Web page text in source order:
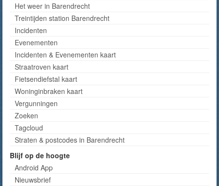
Het weer in Barendrecht
Treintijden station Barendrecht
Incidenten
Evenementen
Incidenten & Evenementen kaart
Straatroven kaart
Fietsendiefstal kaart
Woninginbraken kaart
Vergunningen
Zoeken
Tagcloud
Straten & postcodes in Barendrecht
Blijf op de hoogte
Android App
Nieuwsbrief